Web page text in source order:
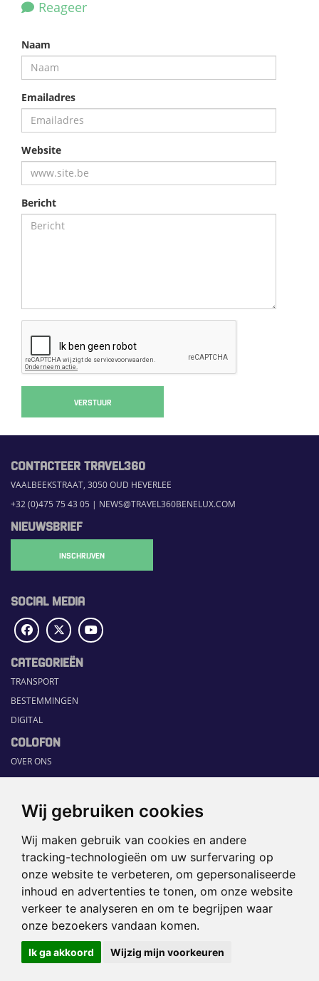
Wij gebruiken cookies
Wij maken gebruik van cookies en andere
tracking-technologieën om uw surfervaring op
onze website te verbeteren, om gepersonaliseerde
inhoud en advertenties te tonen, om onze website
verkeer te analyseren en om te begrijpen waar
onze bezoekers vandaan komen.
Ik ga akkoord Wijzig mijn voorkeuren
Reageer
Naam
Emailadres
Website
Bericht
VERSTUUR
CONTACTEER TRAVEL360
VAALBEEKSTRAAT, 3050 OUD HEVERLEE
+32 (0)475 75 43 05 | NEWS@TRAVEL360BENELUX.COM
NIEUWSBRIEF
INSCHRIJVEN
SOCIAL MEDIA
CATEGORIEËN
TRANSPORT
BESTEMMINGEN
DIGITAL
COLOFON
OVER ONS
COMMUNICATION PLATFORM
RUBRIEKEN
HOME
SECTORGIDS
JOBS
HAPPENING
©2026 TRAVEL360° |SITEMAP
DISCLAIMER|PRIVACYBELEID|
COOKIEVOORKEUREN